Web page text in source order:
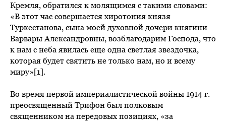
Кремля, обратился к молящимся с такими словами:
«В этот час совершается хиротония князя
Туркестанова, сына моей духовной дочери княгини
Варвары Александровны, возблагодарим Господа, что
к нам с неба явилась еще одна светлая звездочка,
которая будет святить не только нам, но и всему
миру»[1].
Во время первой империалистической войны 1914 г.
преосвященный Трифон был полковым
священником на передовых позициях, «за